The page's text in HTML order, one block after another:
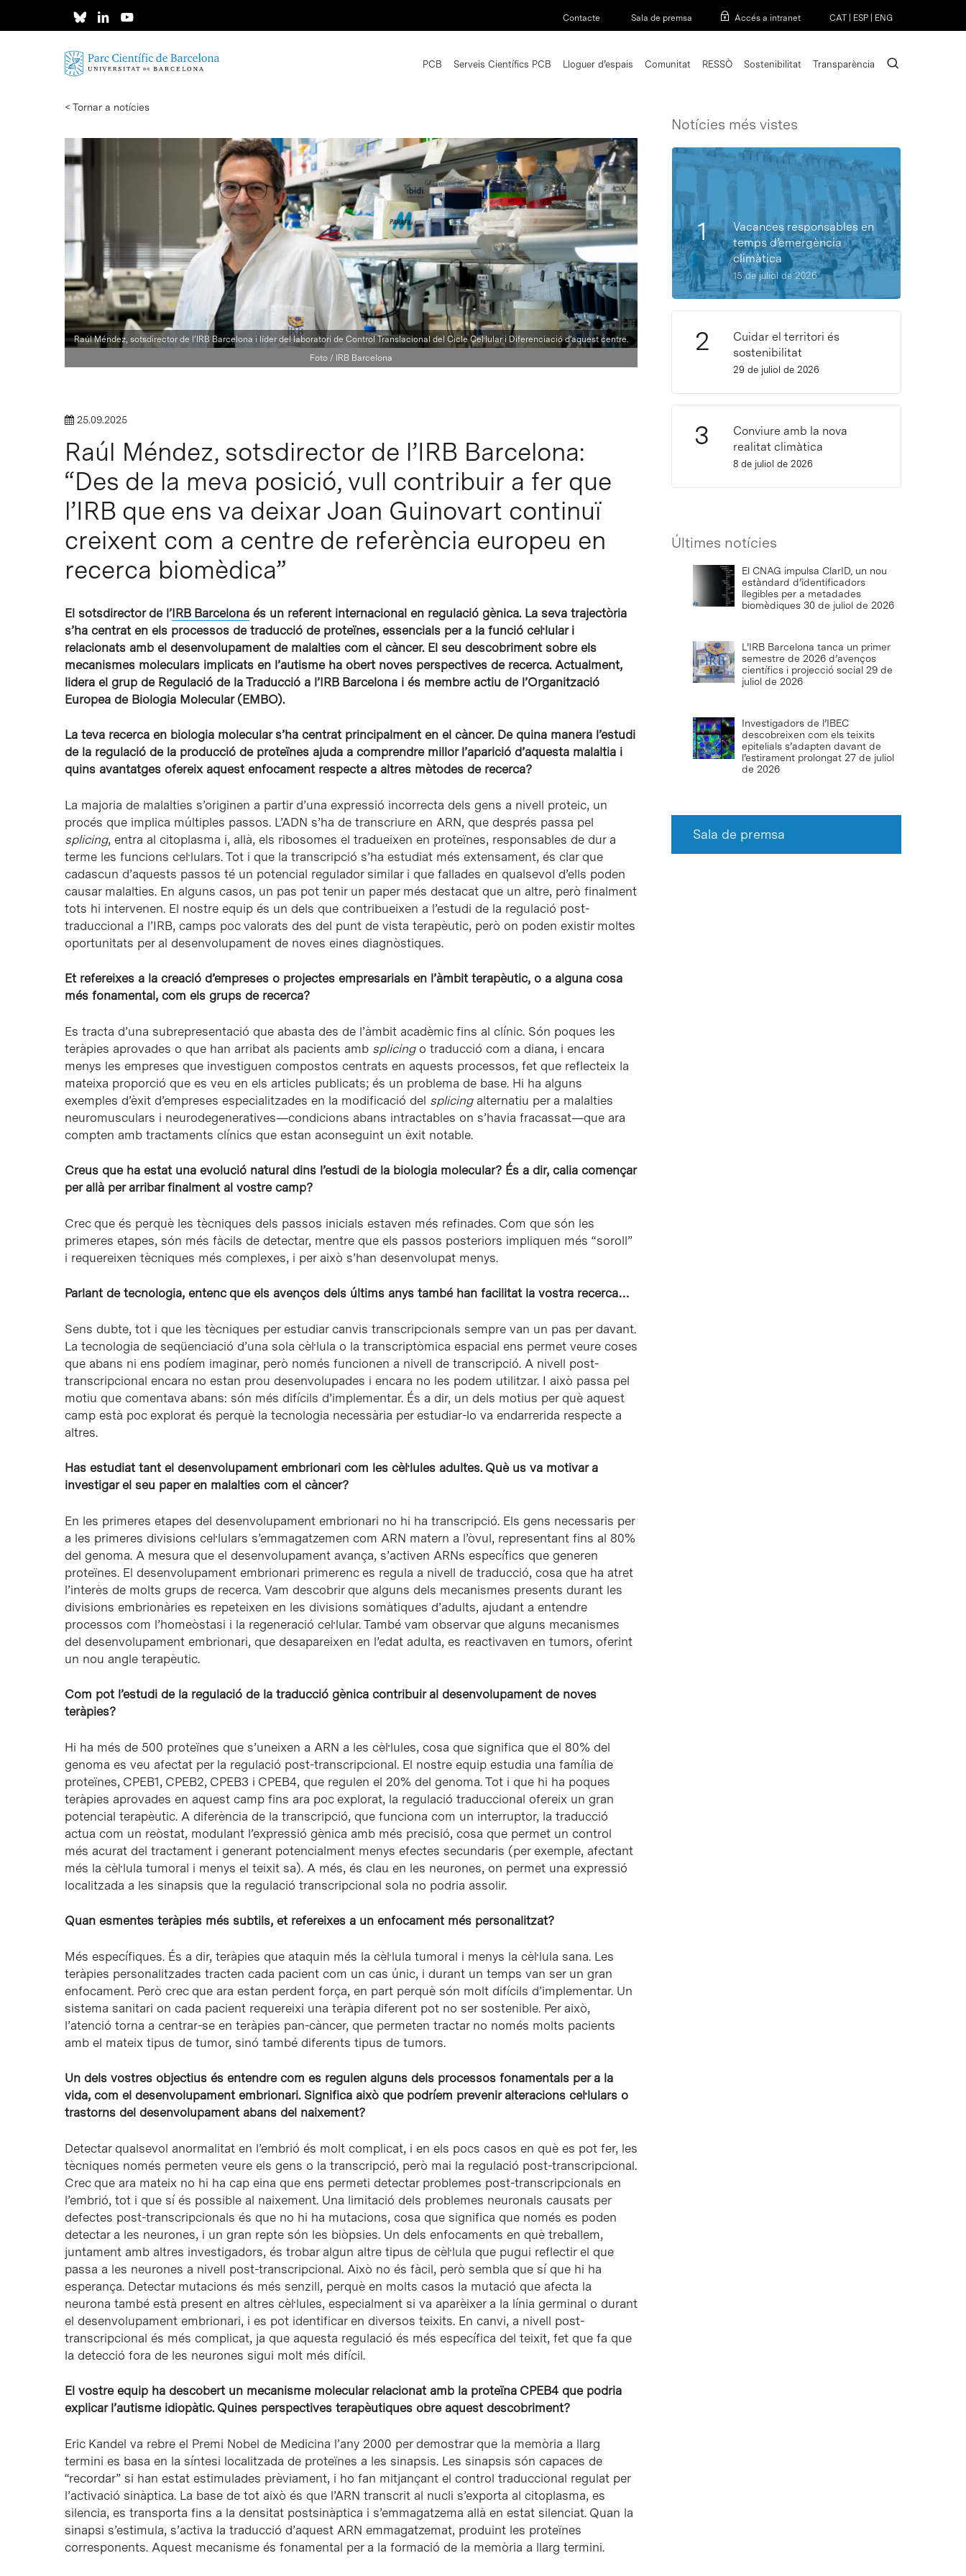
Contacte Sala de premsa Accés a intranet CAT ESP ENG
Intro per buscar o ESC per tancar
PCB Serveis Científics PCB Lloguer d’espais Comunitat RESSÒ Sostenibilitat Transparència search
< Tornar a notícies
Raúl Méndez, sotsdirector de l’IRB Barcelona i líder del laboratori de Control Translacional del Cicle Cel·lular i Diferenciació d'aquest centre.
Foto / IRB Barcelona
25.09.2025
Raúl Méndez, sotsdirector de l’IRB Barcelona:
“Des de la meva posició, vull contribuir a fer que
l’IRB que ens va deixar Joan Guinovart continuï
creixent com a centre de referència europeu en
recerca biomèdica”
El sotsdirector de l’IRB Barcelona és un referent internacional en regulació gènica. La seva trajectòria
s’ha centrat en els processos de traducció de proteïnes, essencials per a la funció cel·lular i
relacionats amb el desenvolupament de malalties com el càncer. El seu descobriment sobre els
mecanismes moleculars implicats en l’autisme ha obert noves perspectives de recerca. Actualment,
lidera el grup de Regulació de la Traducció a l’IRB Barcelona i és membre actiu de l’Organització
Europea de Biologia Molecular (EMBO).
La teva recerca en biologia molecular s’ha centrat principalment en el càncer. De quina manera l’estudi
de la regulació de la producció de proteïnes ajuda a comprendre millor l’aparició d’aquesta malaltia i
quins avantatges ofereix aquest enfocament respecte a altres mètodes de recerca?
La majoria de malalties s’originen a partir d’una expressió incorrecta dels gens a nivell proteic, un
procés que implica múltiples passos. L’ADN s’ha de transcriure en ARN, que després passa pel
splicing, entra al citoplasma i, allà, els ribosomes el tradueixen en proteïnes, responsables de dur a
terme les funcions cel·lulars. Tot i que la transcripció s’ha estudiat més extensament, és clar que
cadascun d’aquests passos té un potencial regulador similar i que fallades en qualsevol d’ells poden
causar malalties. En alguns casos, un pas pot tenir un paper més destacat que un altre, però finalment
tots hi intervenen. El nostre equip és un dels que contribueixen a l’estudi de la regulació post-
traduccional a l’IRB, camps poc valorats des del punt de vista terapèutic, però on poden existir moltes
oportunitats per al desenvolupament de noves eines diagnòstiques.
Et refereixes a la creació d’empreses o projectes empresarials en l’àmbit terapèutic, o a alguna cosa
més fonamental, com els grups de recerca?
Es tracta d’una subrepresentació que abasta des de l’àmbit acadèmic fins al clínic. Són poques les
teràpies aprovades o que han arribat als pacients amb splicingo traducció com a diana, i encara
menys les empreses que investiguen compostos centrats en aquests processos, fet que reflecteix la
mateixa proporció que es veu en els articles publicats; és un problema de base. Hi ha alguns
exemples d’èxit d’empreses especialitzades en la modificació del splicingalternatiu per a malalties
neuromusculars i neurodegeneratives—condicions abans intractables on s’havia fracassat—que ara
compten amb tractaments clínics que estan aconseguint un èxit notable.
Creus que ha estat una evolució natural dins l’estudi de la biologia molecular? És a dir, calia començar
per allà per arribar finalment al vostre camp?
Crec que és perquè les tècniques dels passos inicials estaven més refinades. Com que són les
primeres etapes, són més fàcils de detectar, mentre que els passos posteriors impliquen més “soroll”
i requereixen tècniques més complexes, i per això s’han desenvolupat menys.
Parlant de tecnologia, entenc que els avenços dels últims anys també han facilitat la vostra recerca…
Sens dubte, tot i que les tècniques per estudiar canvis transcripcionals sempre van un pas per davant.
La tecnologia de seqüenciació d’una sola cèl·lula o la transcriptòmica espacial ens permet veure coses
que abans ni ens podíem imaginar, però només funcionen a nivell de transcripció. A nivell post-
transcripcional encara no estan prou desenvolupades i encara no les podem utilitzar. I això passa pel
motiu que comentava abans: són més difícils d’implementar. És a dir, un dels motius per què aquest
camp està poc explorat és perquè la tecnologia necessària per estudiar-lo va endarrerida respecte a
altres.
Has estudiat tant el desenvolupament embrionari com les cèl·lules adultes. Què us va motivar a
investigar el seu paper en malalties com el càncer?
En les primeres etapes del desenvolupament embrionari no hi ha transcripció. Els gens necessaris per
a les primeres divisions cel·lulars s’emmagatzemen com ARN matern a l’òvul, representant fins al 80%
del genoma. A mesura que el desenvolupament avança, s’activen ARNs específics que generen
proteïnes. El desenvolupament embrionari primerenc es regula a nivell de traducció, cosa que ha atret
l’interès de molts grups de recerca. Vam descobrir que alguns dels mecanismes presents durant les
divisions embrionàries es repeteixen en les divisions somàtiques d’adults, ajudant a entendre
processos com l’homeòstasi i la regeneració cel·lular. També vam observar que alguns mecanismes
del desenvolupament embrionari, que desapareixen en l’edat adulta, es reactivaven en tumors, oferint
un nou angle terapèutic.
Com pot l’estudi de la regulació de la traducció gènica contribuir al desenvolupament de noves
teràpies?
Hi ha més de 500 proteïnes que s’uneixen a ARN a les cèl·lules, cosa que significa que el 80% del
genoma es veu afectat per la regulació post-transcripcional. El nostre equip estudia una família de
proteïnes, CPEB1, CPEB2, CPEB3 i CPEB4, que regulen el 20% del genoma. Tot i que hi ha poques
teràpies aprovades en aquest camp fins ara poc explorat, la regulació traduccional ofereix un gran
potencial terapèutic. A diferència de la transcripció, que funciona com un interruptor, la traducció
actua com un reòstat, modulant l’expressió gènica amb més precisió, cosa que permet un control
més acurat del tractament i generant potencialment menys efectes secundaris (per exemple, afectant
més la cèl·lula tumoral i menys el teixit sa). A més, és clau en les neurones, on permet una expressió
localitzada a les sinapsis que la regulació transcripcional sola no podria assolir.
Quan esmentes teràpies més subtils, et refereixes a un enfocament més personalitzat?
Més específiques. És a dir, teràpies que ataquin més la cèl·lula tumoral i menys la cèl·lula sana. Les
teràpies personalitzades tracten cada pacient com un cas únic, i durant un temps van ser un gran
enfocament. Però crec que ara estan perdent força, en part perquè són molt difícils d’implementar. Un
sistema sanitari on cada pacient requereixi una teràpia diferent pot no ser sostenible. Per això,
l’atenció torna a centrar-se en teràpies pan-càncer, que permeten tractar no només molts pacients
amb el mateix tipus de tumor, sinó també diferents tipus de tumors.
Un dels vostres objectius és entendre com es regulen alguns dels processos fonamentals per a la
vida, com el desenvolupament embrionari. Significa això que podríem prevenir alteracions cel·lulars o
trastorns del desenvolupament abans del naixement?
Detectar qualsevol anormalitat en l’embrió és molt complicat, i en els pocs casos en què es pot fer, les
tècniques només permeten veure els gens o la transcripció, però mai la regulació post-transcripcional.
Crec que ara mateix no hi ha cap eina que ens permeti detectar problemes post-transcripcionals en
l’embrió, tot i que sí és possible al naixement. Una limitació dels problemes neuronals causats per
defectes post-transcripcionals és que no hi ha mutacions, cosa que significa que només es poden
detectar a les neurones, i un gran repte són les biòpsies. Un dels enfocaments en què treballem,
juntament amb altres investigadors, és trobar algun altre tipus de cèl·lula que pugui reflectir el que
passa a les neurones a nivell post-transcripcional. Això no és fàcil, però sembla que sí que hi ha
esperança. Detectar mutacions és més senzill, perquè en molts casos la mutació que afecta la
neurona també està present en altres cèl·lules, especialment si va aparèixer a la línia germinal o durant
el desenvolupament embrionari, i es pot identificar en diversos teixits. En canvi, a nivell post-
transcripcional és més complicat, ja que aquesta regulació és més específica del teixit, fet que fa que
la detecció fora de les neurones sigui molt més difícil.
El vostre equip ha descobert un mecanisme molecular relacionat amb la proteïna CPEB4 que podria
explicar l’autisme idiopàtic. Quines perspectives terapèutiques obre aquest descobriment?
Eric Kandel va rebre el Premi Nobel de Medicina l’any 2000 per demostrar que la memòria a llarg
termini es basa en la síntesi localitzada de proteïnes a les sinapsis. Les sinapsis són capaces de
“recordar” si han estat estimulades prèviament, i ho fan mitjançant el control traduccional regulat per
l’activació sinàptica. La base de tot això és que l’ARN transcrit al nucli s’exporta al citoplasma, es
silencia, es transporta fins a la densitat postsinàptica i s’emmagatzema allà en estat silenciat. Quan la
sinapsi s’estimula, s’activa la traducció d’aquest ARN emmagatzemat, produint les proteïnes
corresponents. Aquest mecanisme és fonamental per a la formació de la memòria a llarg termini.
Notícies més vistes
Vacances responsables en
temps d’emergència
climàtica
15 de juliol de 2026
Cuidar el territori és
sostenibilitat
29 de juliol de 2026
Conviure amb la nova
realitat climàtica
8 de juliol de 2026
Últimes notícies
El CNAG impulsa ClarID, un nou
estàndard d’identificadors
llegibles per a metadades
biomèdiques 30 de juliol de 2026
L’IRB Barcelona tanca un primer
semestre de 2026 d’avenços
científics i projecció social 29 de
juliol de 2026
Investigadors de l’IBEC
descobreixen com els teixits
epitelials s’adapten davant de
l’estirament prolongat 27 de juliol
de 2026
Sala de premsa